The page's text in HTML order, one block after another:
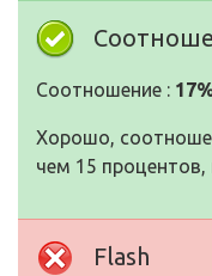
Соотношение :
Хорошо,
чем 15
Flash